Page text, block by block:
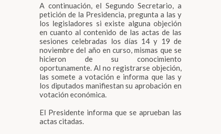
A continuación, el Segundo Secretario, a
petición de la Presidencia, pregunta a las y
los legisladores si existe alguna objeción
en cuanto al contenido de las actas de las
sesiones celebradas los días 14 y 19 de
noviembre del año en curso, mismas que se
hicieron de su conocimiento
oportunamente. Al no registrarse objeción,
las somete a votación e informa que las y
los diputados manifiestan su aprobación en
votación económica.
El Presidente informa que se aprueban las
actas citadas.